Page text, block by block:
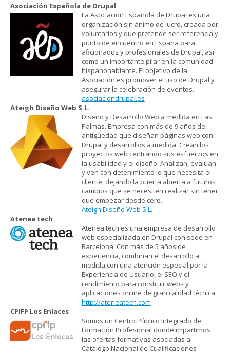
Asociación Española de Drupal
La Asociación Española de Drupal es una
organización sin ánimo de lucro, creada por
voluntarios y que pretende ser referencia y
punto de encuentro en España para
aficionados y profesionales de Drupal, así
como un importante pilar en la comunidad
hispanohablante. El objetivo de la
Asociación es promover el uso de Drupal y
asegurar la celebración de eventos.
asociaciondrupal.es
Ateigh Diseño Web S.L.
Diseño y Desarrollo Web a medida en Las
Palmas. Empresa con más de 9 años de
antigüedad que diseñan páginas web con
Drupal y desarrollos a medida. Crean los
proyectos web centrando sus esfuerzos en
la usabilidad y el diseño. Analizan, evalúan
y ven con detenimiento lo que necesita el
cliente, dejando la puerta abierta a futuros
cambios que se necesiten realizar sin tener
que empezar desde cero.
Ateigh Diseño Web S.L.
Atenea tech
Atenea tech es una empresa de desarrollo
web especializada en Drupal con sede en
Barcelona. Con más de 5 años de
experiencia, combinan el desarrollo a
medida con una atención especial por la
Experiencia de Usuario, el SEO y el
rendimiento para construir webs y
aplicaciones online de gran calidad técnica.
http://ateneatech.com
CPIFP Los Enlaces
Somos un Centro Público Integrado de
Formación Profesional donde impartimos
las ofertas formativas asociadas al
Catálogo Nacional de Cualificaciones